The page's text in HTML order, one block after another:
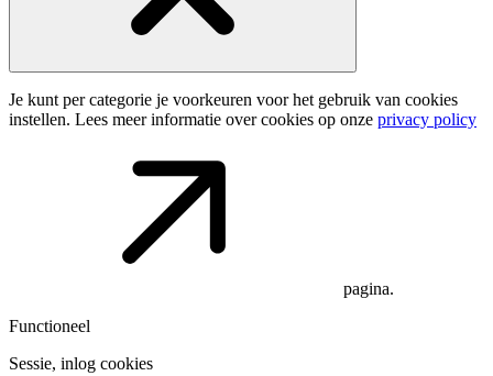
Je kunt per categorie je voorkeuren voor het gebruik van cookies
instellen. Lees meer informatie over cookies op onze privacy policy
pagina.
Functioneel
Sessie, inlog cookies